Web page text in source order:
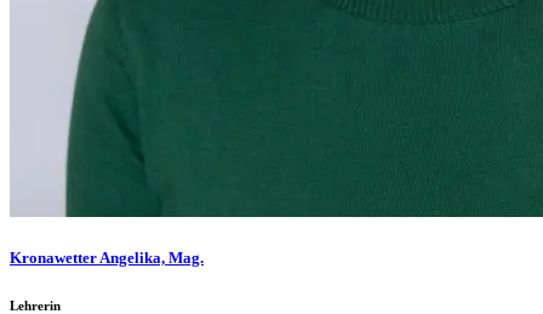
Kronawetter Angelika, Mag.
Lehrerin